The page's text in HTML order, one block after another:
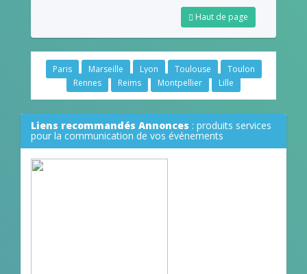
Haut de page
Paris Marseille Lyon Toulouse
Toulon
Rennes
Reims Montpellier Lille
Liens recommandés Annonces : produits services
pour la communication de vos événements